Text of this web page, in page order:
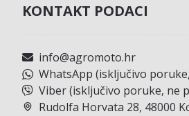
KONTAKT PODACI
info@agromoto.hr
WhatsApp (isključivo
Viber (isključivo poruke, ne
Rudolfa Horvata 28, 48000